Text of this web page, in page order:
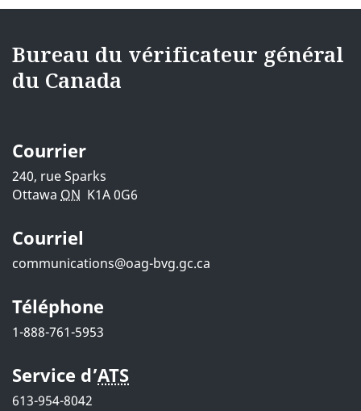
a
i
l
d
e
a
p
a
g
e
i18nText-
footerSite
Bureau du vérificateur général
du Canada
Courrier
240, rue Sparks
Ottawa ON K1A 0G6
Courriel
communications@oag-bvg.gc.ca
Téléphone
1-888-761-5953
Service d’ATS
613-954-8042